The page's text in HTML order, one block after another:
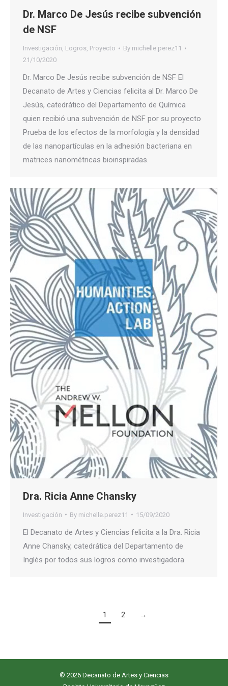
Dr. Marco De Jesús recibe subvención
de NSF
Investigación, Logros, Proyecto By michelle.perez11
21/10/2020
Dr. Marco De Jesús recibe subvención de NSF El
Decanato de Artes y Ciencias felicita al Dr. Marco De
Jesús, catedrático del Departamento de Química
quien recibió una subvención de NSF por su proyecto
Prueba de los efectos de la morfología y la densidad
de las nanopartículas en la adhesión bacteriana en
matrices nanométricas bioinspiradas.
Dra. Ricia Anne Chansky
Investigación By michelle.perez11 15/09/2020
El Decanato de Artes y Ciencias felicita a la Dra. Ricia
Anne Chansky, catedrática del Departamento de
Inglés por todos sus logros como investigadora.
1 2 →
© 2026 Decanato de Artes y Ciencias